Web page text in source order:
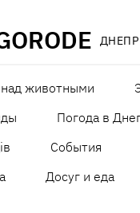
ДНЕПР
над животными
Погода в
События
Досуг и еда